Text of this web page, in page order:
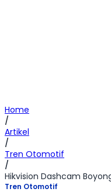
Home
/
Artikel
/
Tren Otomotif
/
Tren Otomotif